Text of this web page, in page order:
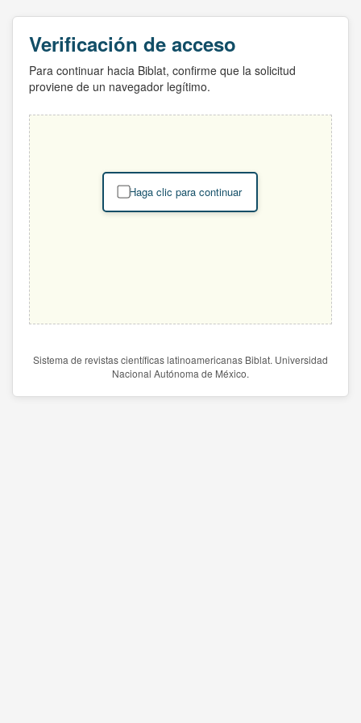
Verificación de acceso
Para continuar hacia Biblat, confirme que la solicitud
proviene de un navegador legítimo.
Haga clic para continuar
Sistema de revistas científicas latinoamericanas Biblat. Universidad
Nacional Autónoma de México.